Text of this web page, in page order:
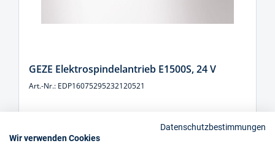
Datenschutzbestimmungen
Wir verwenden Cookies
GEZE Elektrospindelantrieb E1500S, 24 V
Art.-Nr.: EDP16075295232120521